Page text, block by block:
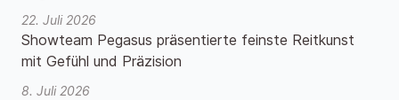
22. Juli 2026
Showteam Pegasus präsentierte feinste Reitkunst
mit Gefühl und Präzision
8. Juli 2026